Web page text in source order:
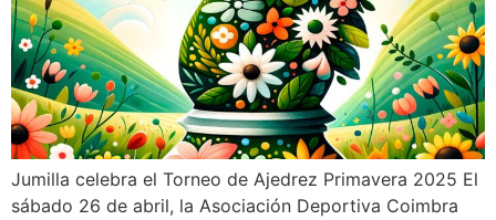
Jumilla celebra el Torneo de Ajedrez Primavera 2025 El
sábado 26 de abril, la Asociación Deportiva Coimbra